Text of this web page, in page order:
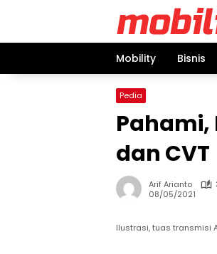
Mobility Bisnis
Pedia
Pahami,
dan CVT
Arif Arianto
08/05/2021
Ilustrasi, tuas transmisi